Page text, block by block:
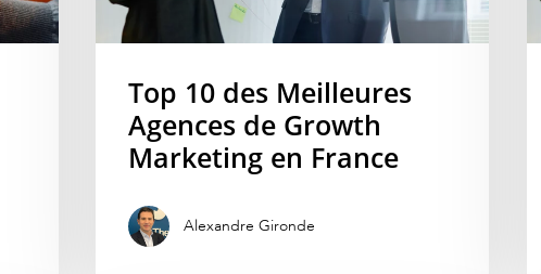
Top 10 des Meilleures
Agences de Growth
Marketing en France
Alexandre Gironde